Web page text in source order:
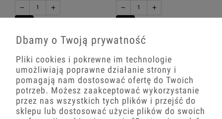
− + − +
Dbamy o Twoją prywatność
Pliki cookies i pokrewne im technologie
umożliwiają poprawne działanie strony i
pomagają nam dostosować ofertę do Twoich
potrzeb. Możesz zaakceptować wykorzystanie
przez nas wszystkich tych plików i przejść do
sklepu lub dostosować użycie plików do swoich